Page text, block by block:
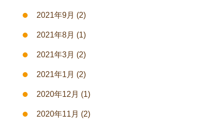
2021年9月 (2)
2021年8月 (1)
2021年3月 (2)
2021年1月 (2)
2020年12月 (1)
2020年11月 (2)